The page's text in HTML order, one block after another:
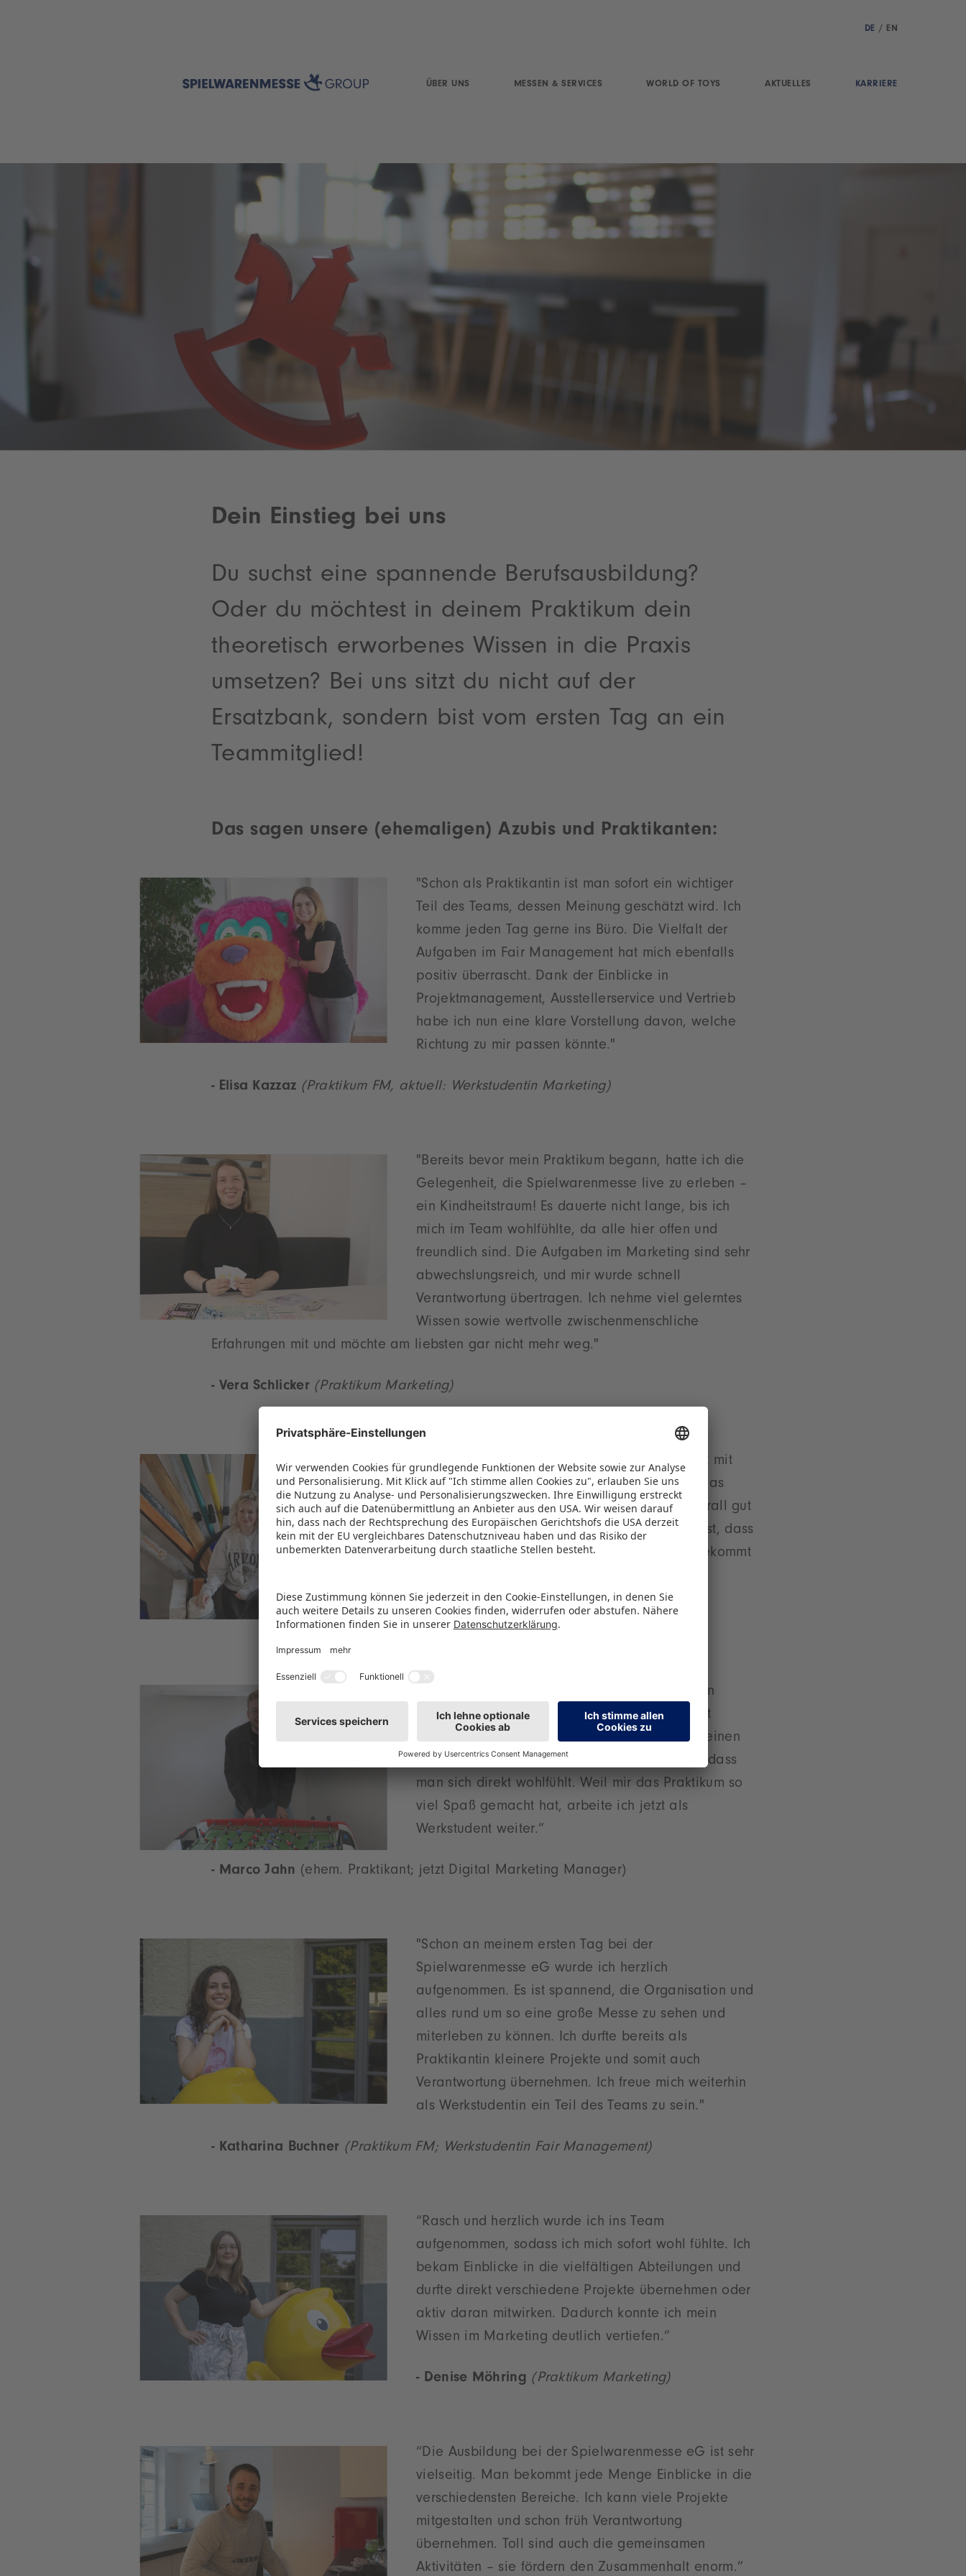
DE / EN
ÜBER UNS MESSEN & SERVICES WORLD OF TOYS AKTUELLES KARRIERE
Dein Einstieg bei uns
Du suchst eine spannende Berufsausbildung?
Oder du möchtest in deinem Praktikum dein
theoretisch erworbenes Wissen in die Praxis
umsetzen? Bei uns sitzt du nicht auf der
Ersatzbank, sondern bist vom ersten Tag an ein
Teammitglied!
Das sagen unsere (ehemaligen) Azubis und Praktikanten:
"Schon als Praktikantin ist man sofort ein wichtiger
Teil des Teams, dessen Meinung geschätzt wird. Ich
komme jeden Tag gerne ins Büro. Die Vielfalt der
Aufgaben im Fair Management hat mich ebenfalls
positiv überrascht. Dank der Einblicke in
Projektmanagement, Ausstellerservice und Vertrieb
habe ich nun eine klare Vorstellung davon, welche
Richtung zu mir passen könnte."
- Elisa Kazzaz (Praktikum FM, aktuell: Werkstudentin Marketing)
"Bereits bevor mein Praktikum begann, hatte ich die
Gelegenheit, die Spielwarenmesse live zu erleben –
ein Kindheitstraum! Es dauerte nicht lange, bis ich
mich im Team wohlfühlte, da alle hier offen und
freundlich sind. Die Aufgaben im Marketing sind sehr
abwechslungsreich, und mir wurde schnell
Verantwortung übertragen. Ich nehme viel gelerntes
Wissen sowie wertvolle zwischenmenschliche
Erfahrungen mit und möchte am liebsten gar nicht mehr weg."
- Vera Schlicker (Praktikum Marketing)
“Meine Zeit als Duale Studentin begann direkt mit
der Insights-X, was ein sehr cooler Start war. Das
Team hier ist wirklich super und man wird überall gut
aufgenommen. Was ich sehr besonders finde ist, dass
man sehr schnell Verantwortung übertragen bekommt
- Hanna Schüßler(Duales Studium)
“Während meines Praktikums durfte ich in allen
Bereichen des Marketings mitwirken und selbst
Verantwortung übernehmen. Das Team nimmt einen
am und abseits des Arbeitsplatzes so gut auf, dass
man sich direkt wohlfühlt. Weil mir das Praktikum so
viel Spaß gemacht hat, arbeite ich jetzt als
Werkstudent weiter.”
- Marco Jahn (ehem. Praktikant; jetzt Digital Marketing Manager)
"Schon an meinem ersten Tag bei der
Spielwarenmesse eG wurde ich herzlich
aufgenommen. Es ist spannend, die Organisation und
alles rund um so eine große Messe zu sehen und
miterleben zu können. Ich durfte bereits als
Praktikantin kleinere Projekte und somit auch
Verantwortung übernehmen. Ich freue mich weiterhin
als Werkstudentin ein Teil des Teams zu sein."
- Katharina Buchner (Praktikum FM; Werkstudentin Fair Management)
“Rasch und herzlich wurde ich ins Team
aufgenommen, sodass ich mich sofort wohl fühlte. Ich
bekam Einblicke in die vielfältigen Abteilungen und
durfte direkt verschiedene Projekte übernehmen oder
aktiv daran mitwirken. Dadurch konnte ich mein
Wissen im Marketing deutlich vertiefen.”
- Denise Möhring (Praktikum Marketing)
“Die Ausbildung bei der Spielwarenmesse eG ist sehr
vielseitig. Man bekommt jede Menge Einblicke in die
verschiedensten Bereiche. Ich kann viele Projekte
mitgestalten und schon früh Verantwortung
übernehmen. Toll sind auch die gemeinsamen
Aktivitäten – sie fördern den Zusammenhalt enorm.”